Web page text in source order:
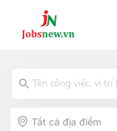
Tất cả địa điểm